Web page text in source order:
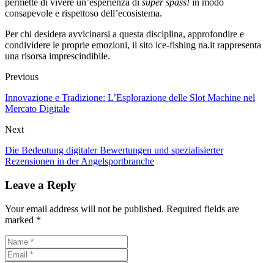
permette di vivere un’esperienza di super spass! in modo
consapevole e rispettoso dell’ecosistema.
Per chi desidera avvicinarsi a questa disciplina, approfondire e
condividere le proprie emozioni, il sito ice-fishing na.it rappresenta
una risorsa imprescindibile.
Previous
Innovazione e Tradizione: L’Esplorazione delle Slot Machine nel
Mercato Digitale
Next
Die Bedeutung digitaler Bewertungen und spezialisierter
Rezensionen in der Angelsportbranche
Leave a Reply
Your email address will not be published. Required fields are
marked *